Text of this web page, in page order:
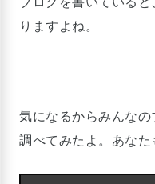
りますよね。
気になるからみんな
調べてみたよ。あなた